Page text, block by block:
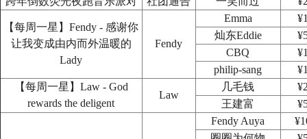
【每周一星】Fendy - 感谢你
让我变成由内而外温暖的
Lady
Fendy
Emma
灿东Eddie
CBQ
philip-sang
【每周一星】Law - God
rewards the deligent
Law
几毛钱
王建富
Fendy Auya